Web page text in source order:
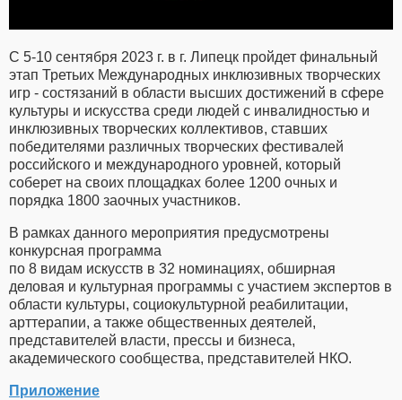
С 5-10 сентября 2023 г. в г. Липецк пройдет финальный
этап Третьих Международных инклюзивных творческих
игр - состязаний в области высших достижений в сфере
культуры и искусства среди людей с инвалидностью и
инклюзивных творческих коллективов, ставших
победителями различных творческих фестивалей
российского и международного уровней, который
соберет на своих площадках более 1200 очных и
порядка 1800 заочных участников.
В рамках данного мероприятия предусмотрены
конкурсная программа
по 8 видам искусств в 32 номинациях, обширная
деловая и культурная программы с участием экспертов в
области культуры, социокультурной реабилитации,
арттерапии, а также общественных деятелей,
представителей власти, прессы и бизнеса,
академического сообщества, представителей НКО.
Приложение